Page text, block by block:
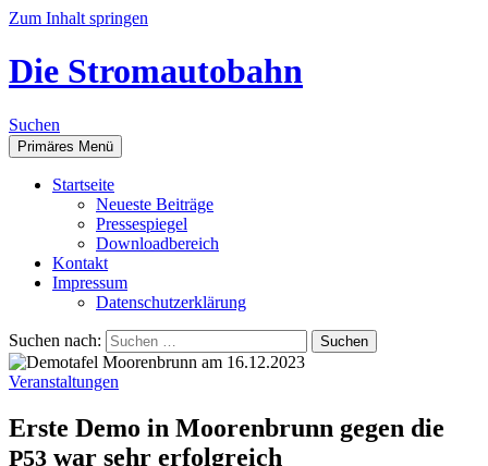
Zum Inhalt springen
Die Stromautobahn
Suchen
Primäres Menü
Start­sei­te
Neu­es­te Beiträge
Pres­se­spie­gel
Down­load­be­reich
Kon­takt
Impres­sum
Daten­schutz­er­klä­rung
Suchen nach:
Veranstaltungen
Ers­te Demo in Moo­ren­brunn gegen die
P53 war sehr erfolgreich